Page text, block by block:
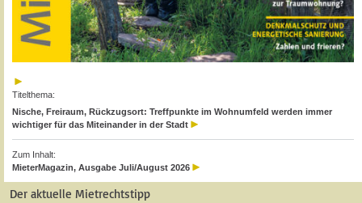
Titelthema:
Nische, Freiraum, Rückzugsort: Treffpunkte im Wohnumfeld werden immer
wichtiger für das Miteinander in der Stadt
Zum Inhalt:
MieterMagazin, Ausgabe Juli/August 2026
Der aktuelle Mietrechtstipp